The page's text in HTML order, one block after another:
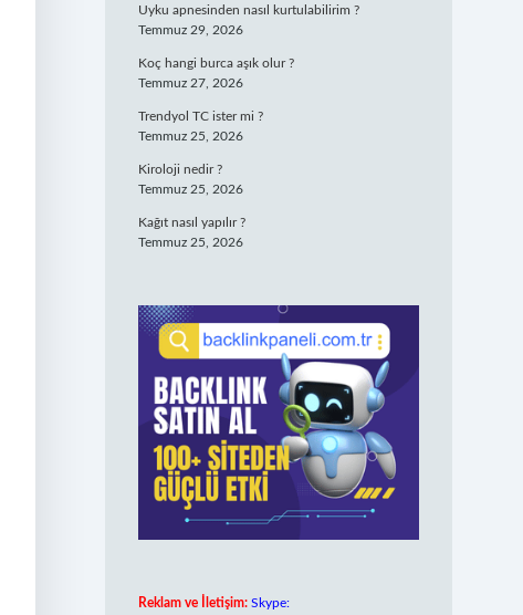
Uyku apnesinden nasıl kurtulabilirim ?
Temmuz 29, 2026
Koç hangi burca aşık olur ?
Temmuz 27, 2026
Trendyol TC ister mi ?
Temmuz 25, 2026
Kiroloji nedir ?
Temmuz 25, 2026
Kağıt nasıl yapılır ?
Temmuz 25, 2026
Reklam ve İletişim: Skype: